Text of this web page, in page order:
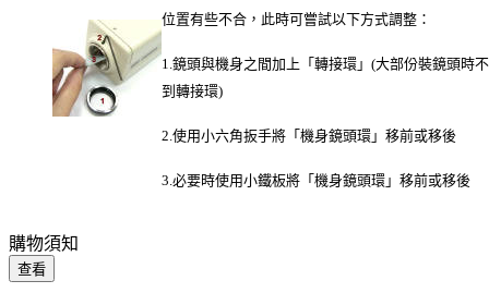
位置有些不合，此時可嘗試以下方式調整：
1.鏡頭與機身之間加上「轉接環」(大部份裝鏡頭時
到轉接環)
2.使用小六角扳手將「機身鏡頭環」移前或移後
3.必要時使用小鐵板將「機身鏡頭環」移前或移後
購物須知
查看